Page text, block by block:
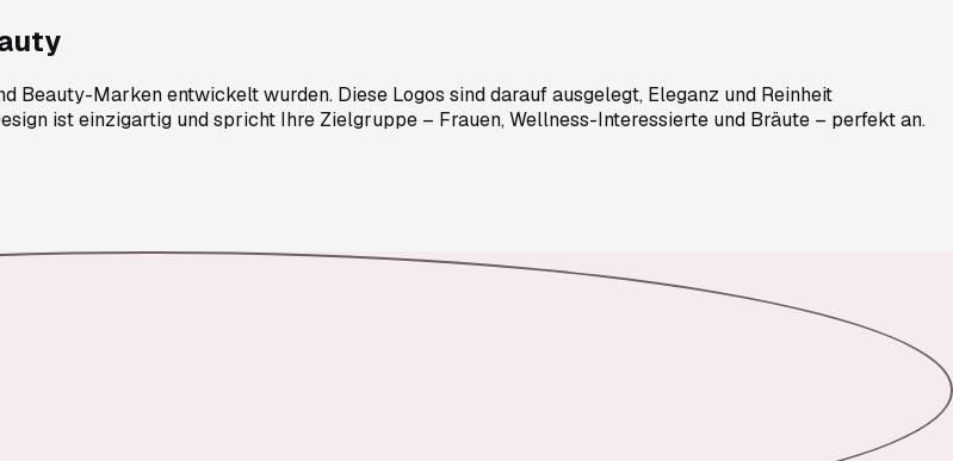
Beauty-Marken entwickelt wurden. Diese Logos sind darauf ausgelegt, Eleganz und Reinheit
ist einzigartig und spricht Ihre Zielgruppe – Frauen, Wellness-Interessierte und Bräute – perfekt an.